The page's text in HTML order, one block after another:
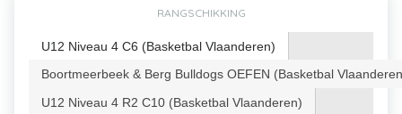
RANGSCHIKKING
U12 Niveau 4 C6 (Basketbal Vlaanderen)
Boortmeerbeek & Berg Bulldogs OEFEN (Basketbal
U12 Niveau 4 R2 C10 (Basketbal Vlaanderen)